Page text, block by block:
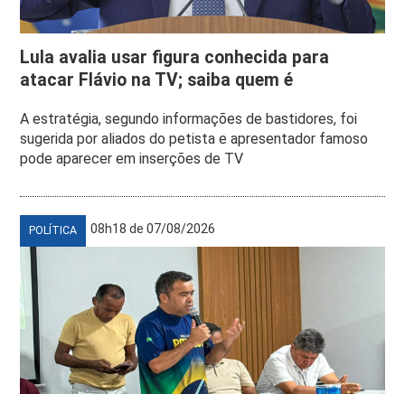
Lula avalia usar figura conhecida para
atacar Flávio na TV; saiba quem é
A estratégia, segundo informações de bastidores, foi
sugerida por aliados do petista e apresentador famoso
pode aparecer em inserções de TV
POLÍTICA 08h18 de 07/08/2026